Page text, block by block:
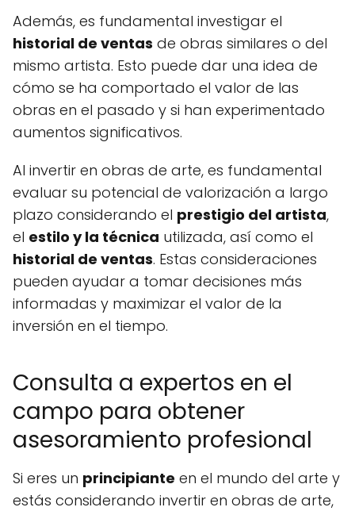
Además, es fundamental investigar el
historial de ventas de obras similares o del
mismo artista. Esto puede dar una idea de
cómo se ha comportado el valor de las
obras en el pasado y si han experimentado
aumentos significativos.
Al invertir en obras de arte, es fundamental
evaluar su potencial de valorización a largo
plazo considerando el prestigio del artista,
el estilo y la técnica utilizada, así como el
historial de ventas. Estas consideraciones
pueden ayudar a tomar decisiones más
informadas y maximizar el valor de la
inversión en el tiempo.
Consulta a expertos en el
campo para obtener
asesoramiento profesional
Si eres un principiante en el mundo del arte y
estás considerando invertir en obras de arte,